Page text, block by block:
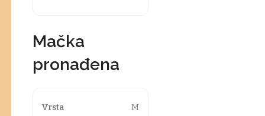
Mačka
pronađena
Vrsta
M